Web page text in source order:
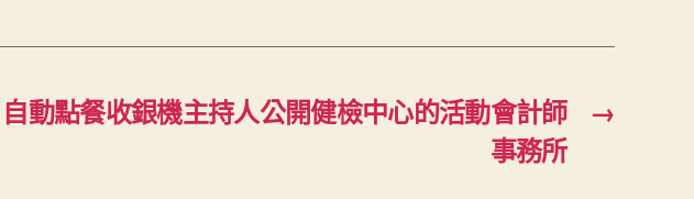
→
自動點餐收銀機主持人公開健檢中心的活動會計師
事務所